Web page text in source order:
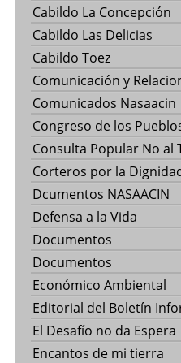
Cabildo La Concepción
Cabildo Las Delicias
Cabildo Toez
Comunicación y
Comunicados Nasaacin
Congreso de los
Consulta Popular No al
Corteros por la
Dcumentos NASAACIN
Defensa a la Vida
Documentos
Documentos
Económico Ambiental
Editorial del Boletín
El Desafío no da Espera
Encantos de mi tierra